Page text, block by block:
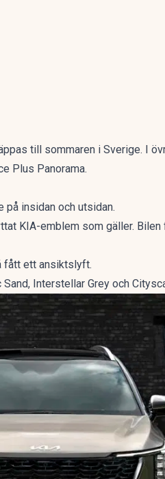
till sommaren i Sverige. I
Plus Panorama.
på insidan och utsidan.
KIA-emblem som gäller.
fått ett ansiktslyft.
Interstellar Grey och